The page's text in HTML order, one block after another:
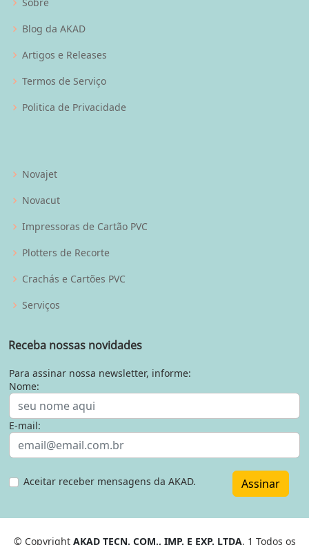
Blog da AKAD
Artigos e Releases
Termos de Serviço
Politica de Privacidade
Novajet
Novacut
Impressoras de Cartão PVC
Plotters de Recorte
Crachás e Cartões PVC
Serviços
Receba nossas novidades
Para assinar nossa newsletter, informe:
Nome:
E-mail:
Aceitar receber mensagens da AKAD. Assinar
© Copyright AKAD TECN. COM., IMP. E EXP. LTDA. 1 Todos os